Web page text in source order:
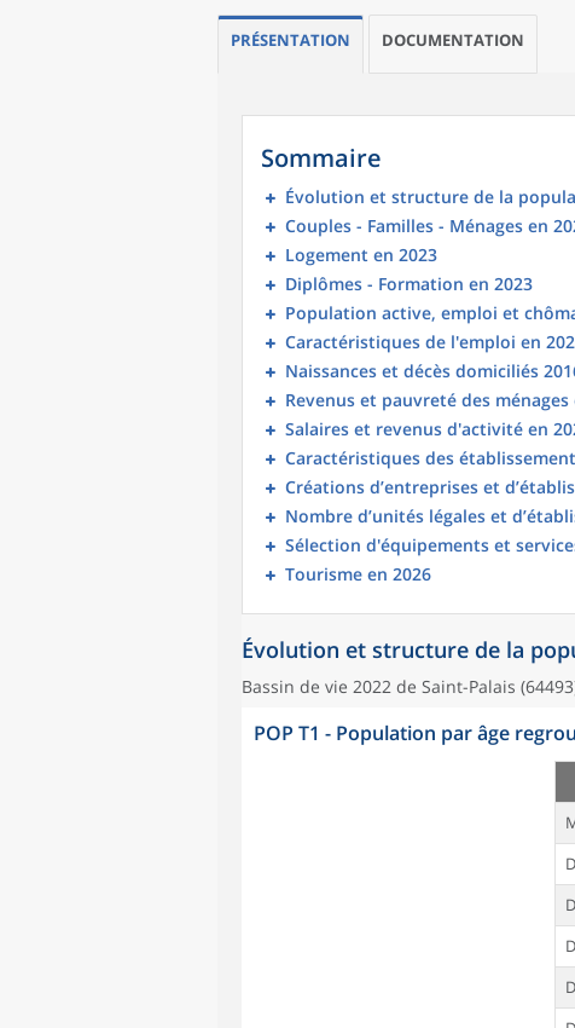
PRÉSENTATION DOCUMENTATION
Sommaire
Évolution et structure de la
Couples - Familles - Ménages en
Logement en 2023
Diplômes - Formation en 2023
Population active, emploi et
Caractéristiques de l'emploi en
Naissances et décès domiciliés
Revenus et pauvreté des ménages
Salaires et revenus d'activité en
Caractéristiques des
Créations d’entreprises et
Nombre d’unités légales et
Sélection d'équipements et
Tourisme en 2026
Évolution et structure de la
Bassin de vie 2022 de Saint-Palais
POP T1 - Population par âge